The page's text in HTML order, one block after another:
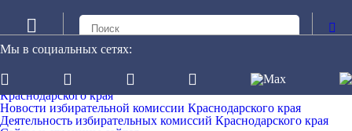
Мы в социальных сетях:
Официальный сайт избирательной комиссии Краснодарского
Информационно-обучающий портал избирательных комиссий
Краснодарского края
Новости избирательной комиссии Краснодарского края
Деятельность избирательных комиссий Краснодарского края